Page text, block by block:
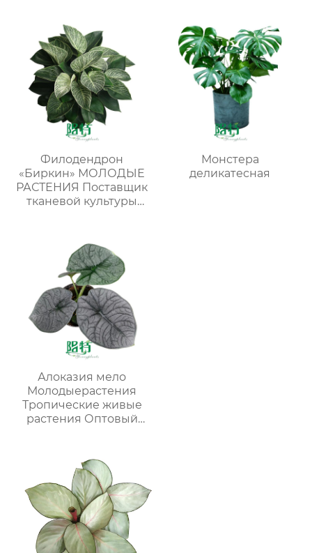
Филодендрон
«Биркин» МОЛОДЫЕ
РАСТЕНИЯ Поставщик
тканевой культуры
Монстера
деликатесная
Алоказия мело
Молодыерастения
Тропические живые
растения Оптовый